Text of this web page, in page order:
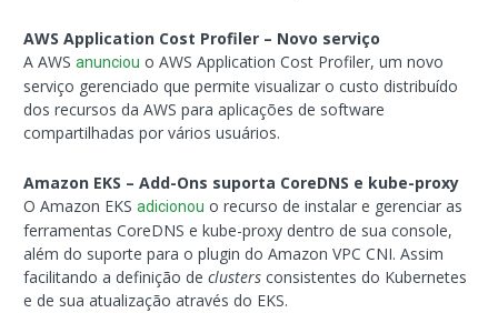
AWS Application Cost Profiler – Novo serviço
A AWSanunciou o AWS Application Cost Profiler, um novo
serviço gerenciado que permite visualizar o custo distribuído
dos recursos da AWS para aplicações de software
compartilhadas por vários usuários.
Amazon EKS – Add-Ons suporta CoreDNS e kube-proxy
O Amazon EKSadicionou o recurso de instalar e gerenciar as
ferramentas CoreDNS e kube-proxy dentro de sua console,
além do suporte para o plugin do Amazon VPC CNI. Assim
facilitando a definição declusters consistentes do Kubernetes
e de sua atualização através do EKS.